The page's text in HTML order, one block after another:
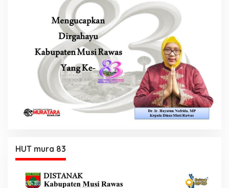
HUT mura 83